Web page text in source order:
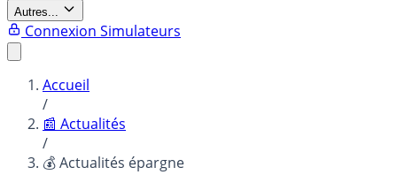
Autres...
Connexion Simulateurs
Accueil
/
📰 Actualités
/
💰 Actualités épargne